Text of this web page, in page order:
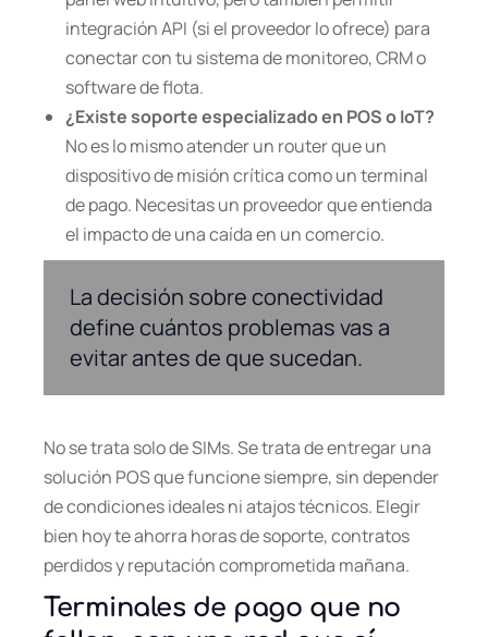
integración API (si el proveedor lo ofrece) para
conectar con tu sistema de monitoreo, CRM o
software de flota.
¿Existe soporte especializado en POS o IoT?
No es lo mismo atender un router que un
dispositivo de misión crítica como un terminal
de pago. Necesitas un proveedor que entienda
el impacto de una caída en un comercio.
La decisión sobre conectividad
define cuántos problemas vas a
evitar antes de que sucedan.
No se trata solo de SIMs. Se trata de entregar una
solución POS que funcione siempre, sin depender
de condiciones ideales ni atajos técnicos. Elegir
bien hoy te ahorra horas de soporte, contratos
perdidos y reputación comprometida mañana.
Terminales de pago que no